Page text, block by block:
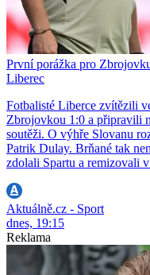
První porážka pro
Liberec
Fotbalisté Liberce zvítězili
Zbrojovkou 1:0 a připravili
soutěži. O výhře Slovanu
Patrik Dulay. Brňané tak
zdolali Spartu a remizovali
Aktuálně.cz - Sport
dnes, 19:15
Reklama